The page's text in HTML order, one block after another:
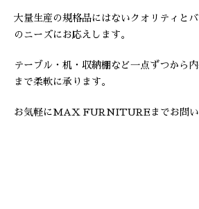
大量生産の規格品にはないクオリティと
のニーズにお応えします。
テーブル・机・収納棚など一点ずつから
まで柔軟に承ります。
お気軽にMAX FURNITUREまでお問い